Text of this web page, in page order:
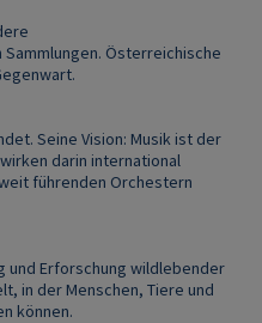
Österreichische
Seine Vision: Musik ist der
darin international
führenden Orchestern
und Erforschung wildlebender
in der Menschen, Tiere und
können.